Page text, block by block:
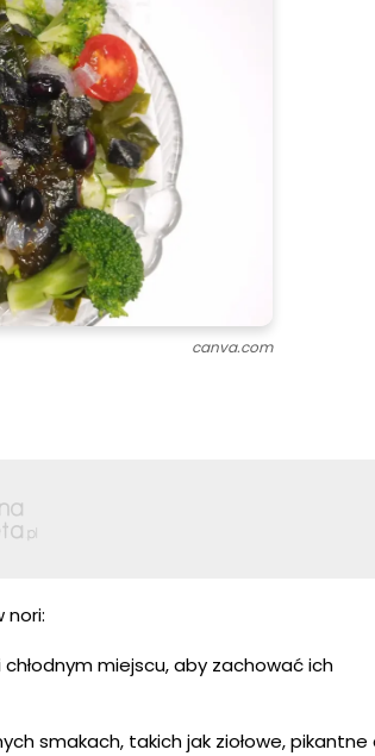
canva.com
nori:
miejscu, aby zachować ich
smakach, takich jak ziołowe, pikantne